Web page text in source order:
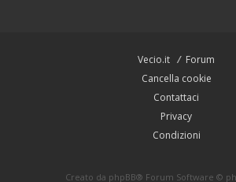
Vecio.it
Forum
Cancella cookie
Contattaci
Privacy
Condizioni
Creato da phpBB® Forum Software ©